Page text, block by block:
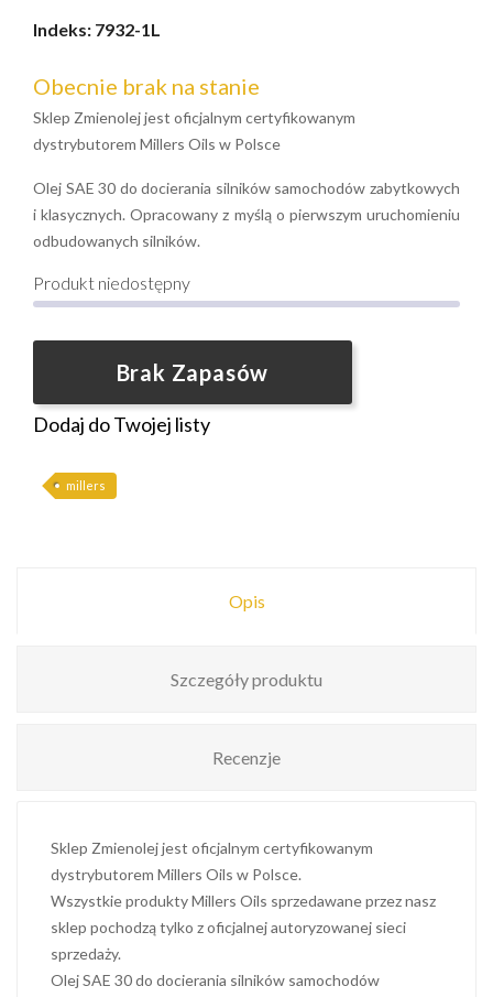
Indeks: 7932-1L
Obecnie brak na stanie
Sklep Zmienolej jest oficjalnym certyfikowanym
dystrybutorem Millers Oils w Polsce
Olej SAE 30 do docierania silników samochodów zabytkowych
i klasycznych. Opracowany z myślą o pierwszym uruchomieniu
odbudowanych silników.
Produkt niedostępny
Brak Zapasów
Dodaj do Twojej listy
millers
Opis
Szczegóły produktu
Recenzje
Sklep Zmienolej jest oficjalnym certyfikowanym
dystrybutorem Millers Oils w Polsce.
Wszystkie produkty Millers Oils sprzedawane przez nasz
sklep pochodzą tylko z oficjalnej autoryzowanej sieci
sprzedaży.
Olej SAE 30 do docierania silników samochodów